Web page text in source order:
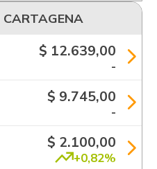
CARTAGENA
$ 12.639,00
-
$ 9.745,00
-
$ 2.100,00
+0,82%